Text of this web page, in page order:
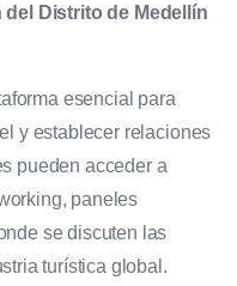
Distrito de Medellín
esencial para
y establecer relaciones
pueden acceder a
paneles
se discuten las
turística global.